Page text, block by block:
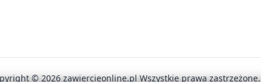
© 2026 zawiercieonline.pl Wszystkie prawa zastrzeżone.